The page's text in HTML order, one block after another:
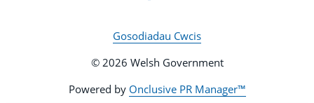
Gosodiadau Cwcis
© 2026 Welsh Government
Powered by Onclusive PR Manager™